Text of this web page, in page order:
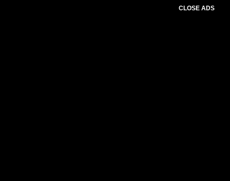
CLOSE ADS